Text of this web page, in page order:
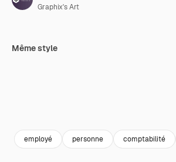
Graphix's Art
Même style
employé personne comptabilité